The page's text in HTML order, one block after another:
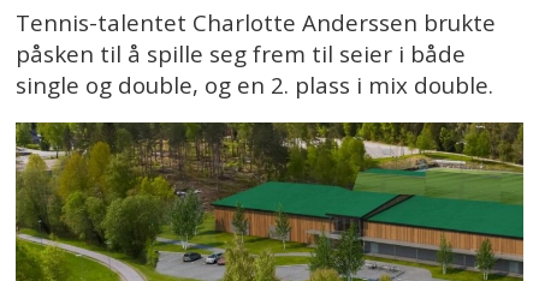
Tennis-talentet Charlotte Anderssen brukte
påsken til å spille seg frem til seier i både
single og double, og en 2. plass i mix double.